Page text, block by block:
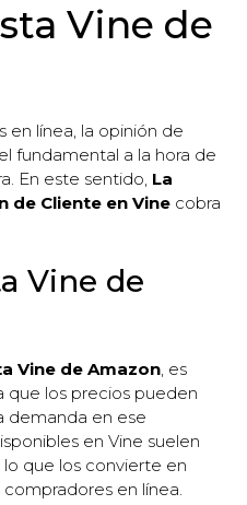
Vine de
en línea, la opinión de
fundamental a la hora de
En este sentido, La
de Cliente en Vine cobra
Vine de
Vine de Amazon, es
los precios pueden
demanda en ese
en Vine suelen
que los convierte en
en línea.